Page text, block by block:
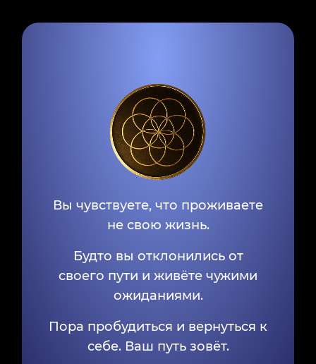
Вы чувствуете, что проживаете
не свою жизнь.
Будто вы отклонились от
своего пути и живёте чужими
ожиданиями.
Пора пробудиться и вернуться к
себе. Ваш путь зовёт.